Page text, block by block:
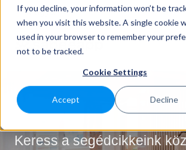
If you decline, your information won’t be
when you visit this website. A single cookie
used in your browser to remember your
not to be tracked.
Cookie Settings
Accept Decline
MagyarAlmenü megjelenítése
Keress a segédcikkeink